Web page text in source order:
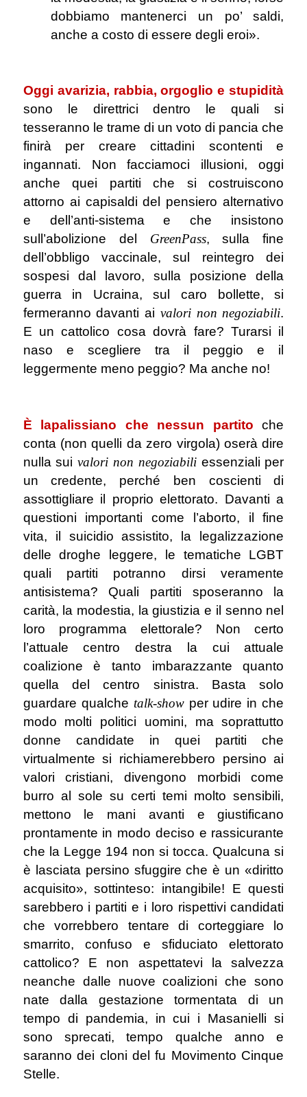
dobbiamo mantenerci un po’ saldi,
anche a costo di essere degli eroi».
Oggi avarizia, rabbia, orgoglio e stupidità
sono le direttrici dentro le quali si
tesseranno le trame di un voto di pancia che
finirà per creare cittadini scontenti e
ingannati. Non facciamoci illusioni, oggi
anche quei partiti che si costruiscono
attorno ai capisaldi del pensiero alternativo
e dell’anti-sistema e che insistono
sull’abolizione del GreenPass, sulla fine
dell’obbligo vaccinale, sul reintegro dei
sospesi dal lavoro, sulla posizione della
guerra in Ucraina, sul caro bollette, si
fermeranno davanti ai valori non negoziabili.
E un cattolico cosa dovrà fare? Turarsi il
naso e scegliere tra il peggio e il
leggermente meno peggio? Ma anche no!
È lapalissiano che nessun partito
che
conta (non quelli da zero virgola) oserà dire
nulla suivalori non negoziabili essenziali per
un credente, perché ben coscienti di
assottigliare il proprio elettorato. Davanti a
questioni importanti come l’aborto, il fine
vita, il suicidio assistito, la legalizzazione
delle droghe leggere, le tematiche LGBT
quali partiti potranno dirsi veramente
antisistema? Quali partiti sposeranno la
carità, la modestia, la giustizia e il senno nel
loro programma elettorale? Non certo
l’attuale centro destra la cui attuale
coalizione è tanto imbarazzante quanto
quella del centro sinistra. Basta solo
guardare qualche talk-show per udire in che
modo molti politici uomini, ma soprattutto
donne candidate in quei partiti che
virtualmente si richiamerebbero persino ai
valori cristiani, divengono morbidi come
burro al sole su certi temi molto sensibili,
mettono le mani avanti e giustificano
prontamente in modo deciso e rassicurante
che la Legge 194 non si tocca. Qualcuna si
è lasciata persino sfuggire che è un «diritto
acquisito», sottinteso: intangibile! E questi
sarebbero i partiti e i loro rispettivi candidati
che vorrebbero tentare di corteggiare lo
smarrito, confuso e sfiduciato elettorato
cattolico? E non aspettatevi la salvezza
neanche dalle nuove coalizioni che sono
nate dalla gestazione tormentata di un
tempo di pandemia, in cui i Masanielli si
sono sprecati, tempo qualche anno e
saranno dei cloni del fu Movimento Cinque
Stelle.